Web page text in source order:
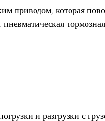
приводом, которая
и разгрузки с